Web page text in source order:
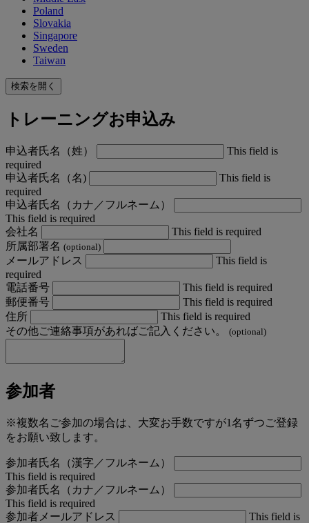
Poland
Slovakia
Singapore
Sweden
Taiwan
検索を開く
トレーニングお申込み
申込者氏名（姓）
This field is
required
申込者氏名（名)
This field is
required
申込者氏名（カナ／フルネーム）
This field is required
会社名
This field is required
所属部署名 (optional)
メールアドレス
This field is
required
電話番号
This field is required
郵便番号
This field is required
住所
This field is required
その他ご連絡事項があればご記入ください。 (optional)
参加者
※複数名ご参加の場合は、大変お手数ですが1名ずつご登録
をお願い致します。
参加者氏名（漢字／フルネーム）
This field is required
参加者氏名（カナ／フルネーム）
This field is required
参加者メールアドレス
This field is